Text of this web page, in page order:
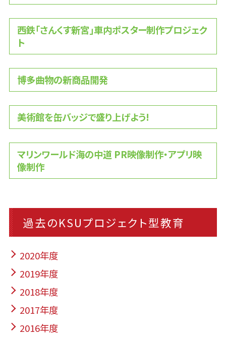
西鉄「さんくす新宮」車内ポスター制作プロジェク
ト
博多曲物の新商品開発
美術館を缶バッジで盛り上げよう!
マリンワールド海の中道 PR映像制作・アプリ映
像制作
過去のKSUプロジェクト型教育
2020年度
2019年度
2018年度
2017年度
2016年度